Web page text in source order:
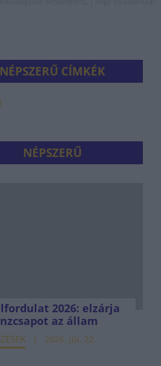
NÉPSZERŰ CÍMKÉK
NÉPSZERŰ
2026: elzárja
az állam
2026. júl. 22.